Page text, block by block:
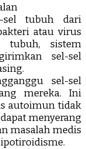
sel tubuh dari
atau virus
tubuh, sistem
sel-sel
sel-sel
mereka. Ini
autoimun tidak
menyerang
masalah medis